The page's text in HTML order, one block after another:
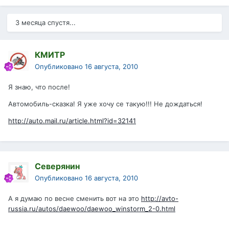
3 месяца спустя...
КМИТР
Опубликовано 16 августа, 2010
Я знаю, что после!
Автомобиль-сказка! Я уже хочу се такую!!! Не дождаться!
http://auto.mail.ru/article.html?id=32141
Северянин
Опубликовано 16 августа, 2010
А я думаю по весне сменить вот на это http://avto-
russia.ru/autos/daewoo/daewoo_winstorm_2-0.html